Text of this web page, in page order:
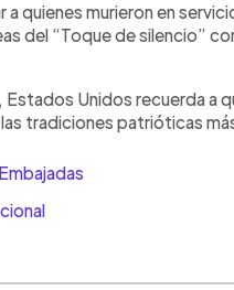
quienes murieron en
del “Toque de silencio”
Unidos recuerda a
tradiciones patrióticas
Embajadas